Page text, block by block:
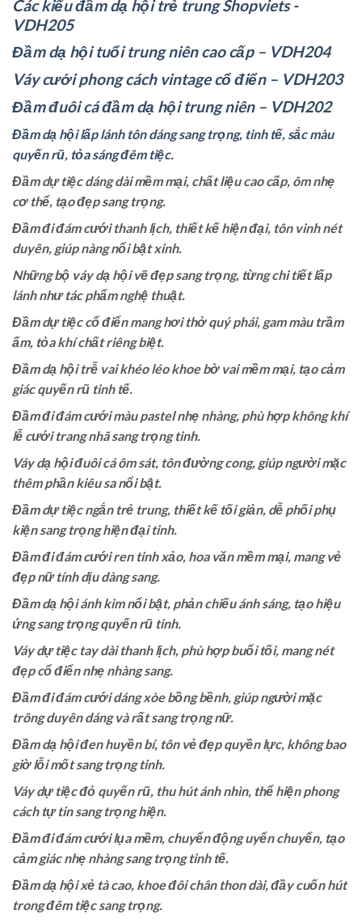
Các kiểu đầm dạ hội trẻ trung Shopviets -
VDH205
Đầm dạ hội tuổi trung niên cao cấp – VDH204
Váy cưới phong cách vintage cổ điển – VDH203
Đầm đuôi cá đầm dạ hội trung niên – VDH202
Đầm dạ hội lấp lánh tôn dáng sang trọng, tinh tế, sắc màu
quyến rũ, tỏa sáng đêm tiệc.
Đầm dự tiệc dáng dài mềm mại, chất liệu cao cấp, ôm nhẹ
cơ thể, tạo đẹp sang trọng.
Đầm đi đám cưới thanh lịch, thiết kế hiện đại, tôn vinh nét
duyên, giúp nàng nổi bật xinh.
Những bộ váy dạ hội vẽ đẹp sang trọng, từng chi tiết lấp
lánh như tác phẩm nghệ thuật.
Đầm dự tiệc cổ điển mang hơi thở quý phái, gam màu trầm
ấm, tỏa khí chất riêng biệt.
Đầm dạ hội trễ vai khéo léo khoe bờ vai mềm mại, tạo cảm
giác quyến rũ tinh tế.
Đầm đi đám cưới màu pastel nhẹ nhàng, phù hợp không khí
lễ cưới trang nhã sang trọng tinh.
Váy dạ hội đuôi cá ôm sát, tôn đường cong, giúp người mặc
thêm phần kiêu sa nổi bật.
Đầm dự tiệc ngắn trẻ trung, thiết kế tối giản, dễ phối phụ
kiện sang trọng hiện đại tinh.
Đầm đi đám cưới ren tinh xảo, hoa văn mềm mại, mang vẻ
đẹp nữ tính dịu dàng sang.
Đầm dạ hội ánh kim nổi bật, phản chiếu ánh sáng, tạo hiệu
ứng sang trọng quyến rũ tinh.
Váy dự tiệc tay dài thanh lịch, phù hợp buổi tối, mang nét
đẹp cổ điển nhẹ nhàng sang.
Đầm đi đám cưới dáng xòe bồng bềnh, giúp người mặc
trông duyên dáng và rất sang trọng nữ.
Đầm dạ hội đen huyền bí, tôn vẻ đẹp quyền lực, không bao
giờ lỗi mốt sang trọng tinh.
Váy dự tiệc đỏ quyến rũ, thu hút ánh nhìn, thể hiện phong
cách tự tin sang trọng hiện.
Đầm đi đám cưới lụa mềm, chuyển động uyển chuyển, tạo
cảm giác nhẹ nhàng sang trọng tinh tế.
Đầm dạ hội xẻ tà cao, khoe đôi chân thon dài, đầy cuốn hút
trong đêm tiệc sang trọng.